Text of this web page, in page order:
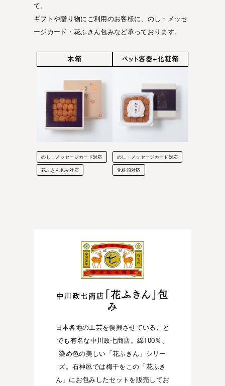
て。
ギフトや贈り物にご利用のお客様に、のし・メッセ
ージカード・花ふきん包みなど承っております。
木箱
のし・メッセージカード対応
花ふきん包み対応
ペット容器+化粧箱
のし・メッセージカード対応
化粧箱対応
中川政七商店
「花ふきん」包
み
日本各地の工芸を復興させていること
でも有名な中川政七商店。綿100％、
染め色の美しい「花ふきん」シリー
ズ。石神邑では梅干をこの「花ふき
ん」にお包みしたセットを販売してお